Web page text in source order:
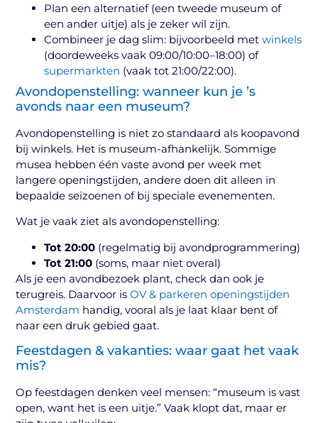
Plan een alternatief (een tweede museum of
een ander uitje) als je zeker wil zijn.
Combineer je dag slim: bijvoorbeeld metwinkels
(doordeweeks vaak 09:00/10:00–18:00) of
supermarkten (vaak tot 21:00/22:00).
Avondopenstelling: wanneer kun je ’s
avonds naar een museum?
Avondopenstelling is niet zo standaard als koopavond
bij winkels. Het is museum-afhankelijk. Sommige
musea hebben één vaste avond per week met
langere openingstijden, andere doen dit alleen in
bepaalde seizoenen of bij speciale evenementen.
Wat je vaak ziet als avondopenstelling:
Tot 20:00 (regelmatig bij avondprogrammering)
Tot 21:00 (soms, maar niet overal)
Als je een avondbezoek plant, check dan ook je
terugreis. Daarvoor isOV & parkeren openingstijden
Amsterdam handig, vooral als je laat klaar bent of
naar een druk gebied gaat.
Feestdagen & vakanties: waar gaat het vaak
mis?
Op feestdagen denken veel mensen: “museum is vast
open, want het is een uitje.” Vaak klopt dat, maar er